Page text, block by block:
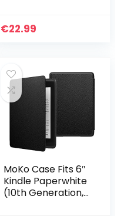
Generations) –
€22.99
MoKo Case Fits 6″
Kindle Paperwhite
(10th Generation,